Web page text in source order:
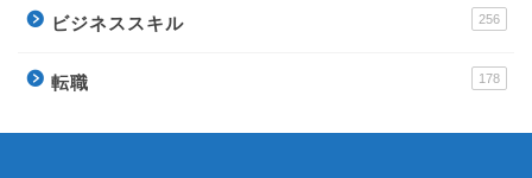
ビジネススキル 256
転職 178